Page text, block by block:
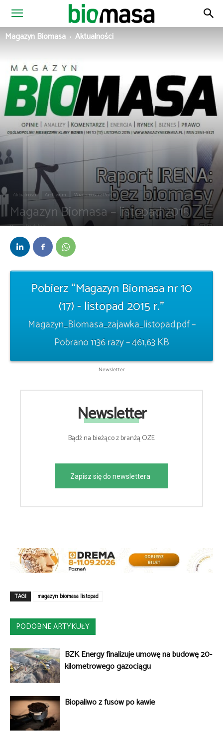
Magazyn
Magazyn Biomasa Aktualności
Aktualności Archiwum Wiadomości z Polski
Magazyn Biomasa – listopad 2015
Przez Redakcja- 9 listopada 2015
Pobierz “Magazyn Biomasa nr 10
(17) - listopad 2015 r.”
Magazyn_Biomasa_zajawka_listopad.pdf –
Pobrano 1136 razy – 461,63 KB
Newsletter
Newsletter
Bądź na bieżąco z branżą OZE
Zapisz się do newslettera
TAGI magazyn biomasa listopad
PODOBNE ARTYKUŁY
BZK Energy finalizuje umowę na budowę 20-
kilometrowego gazociągu
Biopaliwo z fusów po kawie